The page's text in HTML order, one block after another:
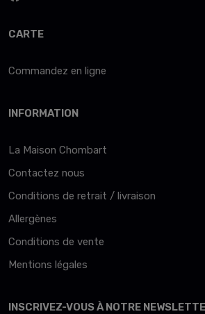
CARTE
Commandez en ligne
INFORMATION
La Maison Chombart
Contactez nous
Conditions de retrait / livraison
Allergènes
Conditions de vente
Mentions légales
INSCRIVEZ-VOUS À NOTRE